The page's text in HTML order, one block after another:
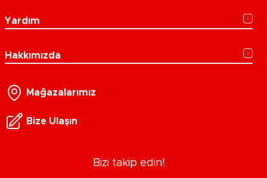
Yardım
Hakkımızda
Mağazalarımız
Bize Ulaşın
Bizi takip edin!